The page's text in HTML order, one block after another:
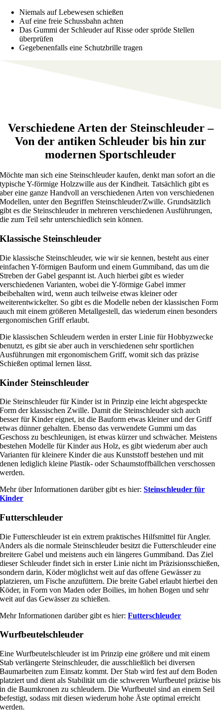
Niemals auf Lebewesen schießen
Auf eine freie Schussbahn achten
Das Gummi der Schleuder auf Risse oder spröde Stellen
überprüfen
Gegebenenfalls eine Schutzbrille tragen
Verschiedene Arten der Steinschleuder –
Von der antiken Schleuder bis hin zur
modernen Sportschleuder
Möchte man sich eine Steinschleuder kaufen, denkt man sofort an die
typische Y-förmige Holzzwille aus der Kindheit. Tatsächlich gibt es
aber eine ganze Handvoll an verschiedenen Arten von verschiedenen
Modellen, unter den Begriffen Steinschleuder/Zwille. Grundsätzlich
gibt es die Steinschleuder in mehreren verschiedenen Ausführungen,
die zum Teil sehr unterschiedlich sein können.
Klassische Steinschleuder
Die klassische Steinschleuder, wie wir sie kennen, besteht aus einer
einfachen Y-förmigen Bauform und einem Gummiband, das um die
Streben der Gabel gespannt ist. Auch hierbei gibt es wieder
verschiedenen Varianten, wobei die Y-förmige Gabel immer
beibehalten wird, wenn auch teilweise etwas kleiner oder
weiterentwickelter. So gibt es die Modelle neben der klassischen Form
auch mit einem größeren Metallgestell, das wiederum einen besonders
ergonomischen Griff erlaubt.
Die klassischen Schleudern werden in erster Linie für Hobbyzwecke
benutzt, es gibt sie aber auch in verschiedenen sehr sportlichen
Ausführungen mit ergonomischem Griff, womit sich das präzise
Schießen optimal lernen lässt.
Kinder Steinschleuder
Die Steinschleuder für Kinder ist in Prinzip eine leicht abgespeckte
Form der klassischen Zwille. Damit die Steinschleuder sich auch
besser für Kinder eignet, ist die Bauform etwas kleiner und der Griff
etwas dünner gehalten. Ebenso das verwendete Gummi um das
Geschoss zu beschleunigen, ist etwas kürzer und schwächer. Meistens
bestehen Modelle für Kinder aus Holz, es gibt wiederum aber auch
Varianten für kleinere Kinder die aus Kunststoff bestehen und mit
denen lediglich kleine Plastik- oder Schaumstoffbällchen verschossen
werden.
Mehr über Informationen darüber gibt es hier:Steinschleuder für
Kinder
Futterschleuder
Die Futterschleuder ist ein extrem praktisches Hilfsmittel für Angler.
Anders als die normale Steinschleuder besitzt die Futterschleuder eine
breitere Gabel und meistens auch ein längeres Gummiband. Das Ziel
dieser Schleuder findet sich in erster Linie nicht im Präzisionsschießen,
sondern darin, Köder möglichst weit auf das offene Gewässer zu
platzieren, um Fische anzufüttern. Die breite Gabel erlaubt hierbei den
Köder, in Form von Maden oder Boilies, im hohen Bogen und sehr
weit auf das Gewässer zu schießen.
Mehr Informationen darüber gibt es hier:Futterschleuder
Wurfbeutelschleuder
Eine Wurfbeutelschleuder ist im Prinzip eine größere und mit einem
Stab verlängerte Steinschleuder, die ausschließlich bei diversen
Baumarbeiten zum Einsatz kommt. Der Stab wird fest auf dem Boden
platziert und dient als Stabilität um die schweren Wurfbeutel präzise bis
in die Baumkronen zu schleudern. Die Wurfbeutel sind an einem Seil
befestigt, sodass mit diesen wiederum hohe Äste optimal erreicht
werden.